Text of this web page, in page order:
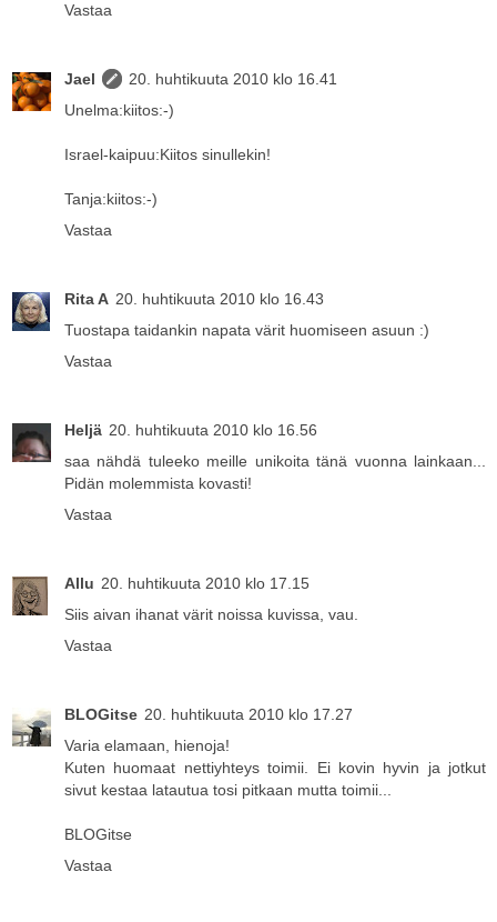
Vastaa
Jael
20. huhtikuuta 2010 klo 16.41
Unelma:kiitos:-)
Israel-kaipuu:Kiitos sinullekin!
Tanja:kiitos:-)
Vastaa
Rita A 20. huhtikuuta 2010 klo 16.43
Tuostapa taidankin napata värit huomiseen asuun :)
Vastaa
Heljä 20. huhtikuuta 2010 klo 16.56
saa nähdä tuleeko meille unikoita tänä vuonna lainkaan...
Pidän molemmista kovasti!
Vastaa
Allu 20. huhtikuuta 2010 klo 17.15
Siis aivan ihanat värit noissa kuvissa, vau.
Vastaa
BLOGitse 20. huhtikuuta 2010 klo 17.27
Varia elamaan, hienoja!
Kuten huomaat nettiyhteys toimii. Ei kovin hyvin ja jotkut
sivut kestaa latautua tosi pitkaan mutta toimii...
BLOGitse
Vastaa